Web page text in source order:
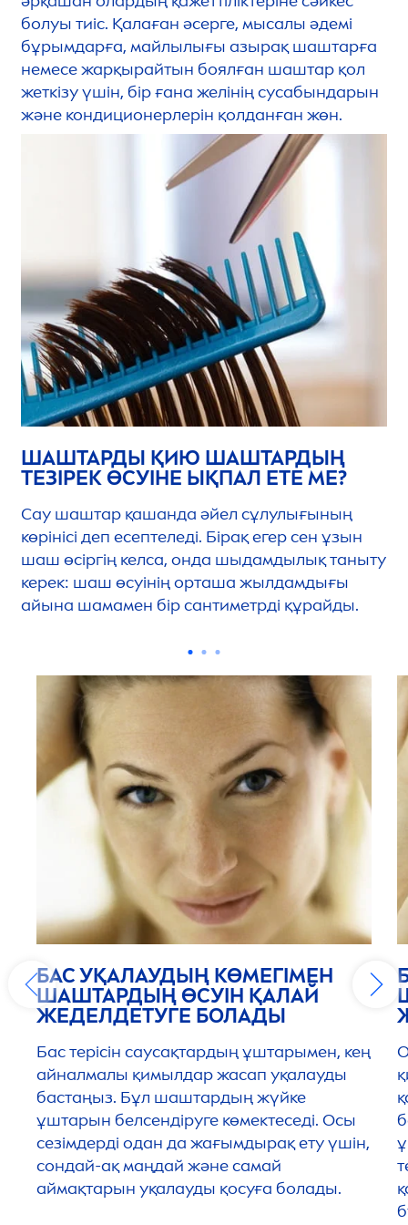
болуы тиіс. Қалаған әсерге, мысалы әдемі
бұрымдарға, майлылығы азырақ шаштарға
немесе жарқырайтын боялған шаштар қол
жеткізу үшін, бір ғана желінің сусабындарын
және кондиционерлерін қолданған жөн.
ШАШТАРДЫ ҚИЮ ШАШТАРДЫҢ
ТЕЗІРЕК ӨСУІНЕ ЫҚПАЛ ЕТЕ МЕ?
Сау шаштар қашанда әйел сұлулығының
көрінісі деп есептеледі. Бірақ егер сен ұзын
шаш өсіргің келса, онда шыдамдылық таныту
керек: шаш өсуінің орташа жылдамдығы
айына шамамен бір сантиметрді құрайды.
БАС УҚАЛАУДЫҢ КӨМЕГІМЕН
ШАШТАРДЫҢ ӨСУІН ҚАЛАЙ
ЖЕДЕЛДЕТУГЕ БОЛАДЫ
Бас терісін саусақтардың ұштарымен, кең
айналмалы қимылдар жасап уқалауды
бастаңыз. Бұл шаштардың жүйке
ұштарын белсендіруге көмектеседі. Осы
сезімдерді одан да жағымдырақ ету үшін,
сондай-ақ маңдай және самай
аймақтарын уқалауды қосуға болады.